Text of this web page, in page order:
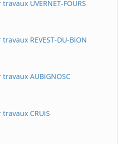
UVERNET-FOURS
REVEST-DU-BiON
AUBiGNOSC
CRUiS